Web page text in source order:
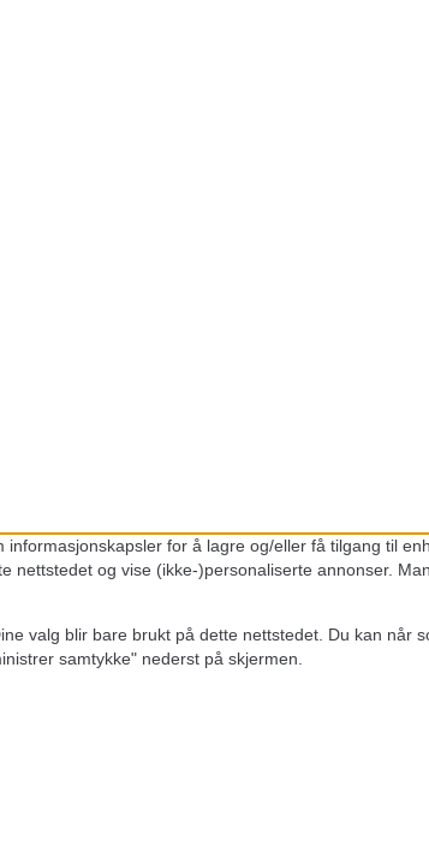
for å lagre og/eller få tilgang til
og vise (ikke-)personaliserte annonser.
valg blir bare brukt på dette nettstedet. Du kan
samtykke" nederst på skjermen.